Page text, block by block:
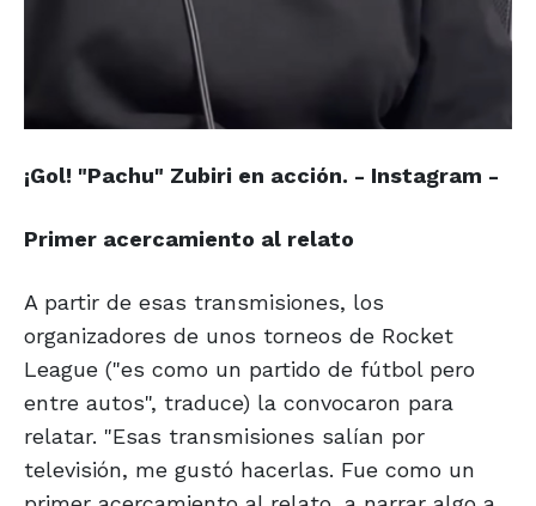
¡Gol! "Pachu" Zubiri en acción. - Instagram -
Primer acercamiento al relato
A partir de esas transmisiones, los
organizadores de unos torneos de Rocket
League ("es como un partido de fútbol pero
entre autos", traduce) la convocaron para
relatar. "Esas transmisiones salían por
televisión, me gustó hacerlas. Fue como un